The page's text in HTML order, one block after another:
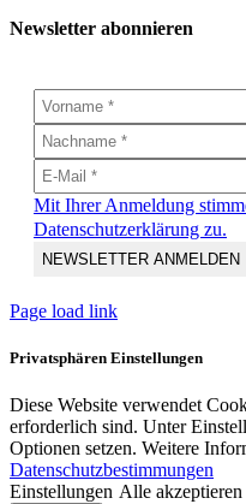
Newsletter abonnieren
Mit Ihrer Anmeldung
Datenschutzerklärung zu.
Page load link
Privatsphären Einstellungen
Diese Website verwendet
erforderlich sind. Unter
Optionen setzen. Weitere
Datenschutzbestimmungen
Einstellungen Alle akzeptieren